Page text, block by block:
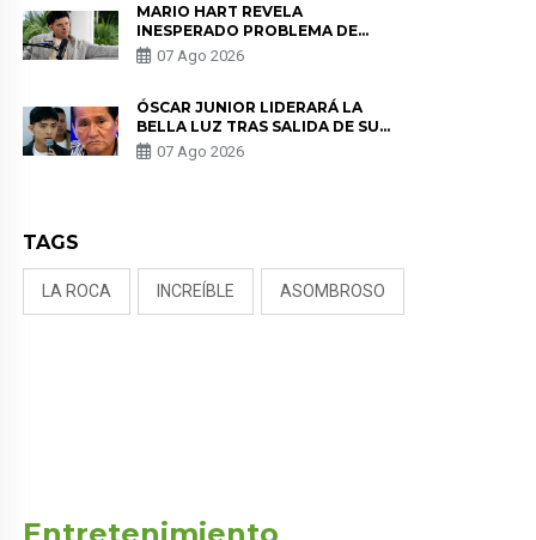
MARIO HART REVELA
INESPERADO PROBLEMA DE
SALUD ANTES DE SEPARARSE DE
KORINA: “ME ENCONTRARON UN
07 Ago 2026
ÓSCAR JUNIOR LIDERARÁ LA
BELLA LUZ TRAS SALIDA DE SU
PADRE POR POLÉMICA CON
NALDY SALDAÑA
07 Ago 2026
TAGS
LA ROCA INCREÍBLE ASOMBROSO
Entretenimiento